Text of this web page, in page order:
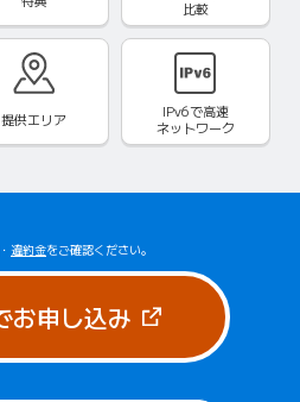
比較
提供エリア IPv6で高速
ネットワーク
・ 違約金をご確認ください。
お申し込み（新しいタブ